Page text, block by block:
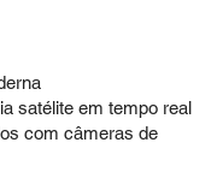
satélite em tempo real
com câmeras de